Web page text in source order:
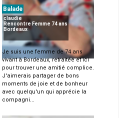
Balade
claudie
Rencontre Femme 74 ans
Bordeaux
Je suis une femme de 74 ans
vivant à Bordeaux, retraitée et ici
pour trouver une amitié complice.
J'aimerais partager de bons
moments de joie et de bonheur
avec quelqu'un qui apprécie la
compagni...